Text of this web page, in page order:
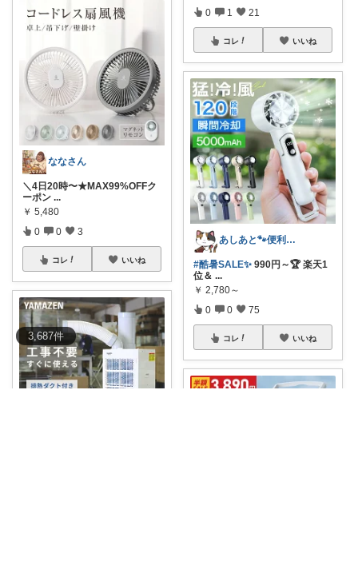
3,687件
ななさん
＼4日20時〜★MAX99%OFFク
ーポン ...
￥ 5,480
0 0 3
コレ いいね
0 1 21
コレ いいね
あしあと🐾便利グッズ🌸いつも感謝
#酷暑SALE✨ 990円～🏆 楽天1
位＆ ...
￥ 2,780～
0 0 75
コレ いいね